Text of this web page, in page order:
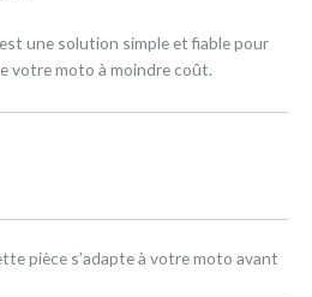
une solution simple et fiable pour
votre moto à moindre coût.
pièce s’adapte à votre moto avant